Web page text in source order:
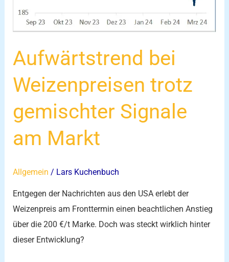
Aufwärtstrend bei
Weizenpreisen trotz
gemischter Signale
am Markt
Allgemein / Lars Kuchenbuch
Entgegen der Nachrichten aus den USA erlebt der
Weizenpreis am Fronttermin einen beachtlichen Anstieg
über die 200 €/t Marke. Doch was steckt wirklich hinter
dieser Entwicklung?